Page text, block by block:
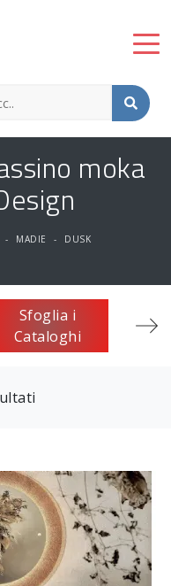
moka
- MADIE - DUSK
Sfoglia i
Cataloghi